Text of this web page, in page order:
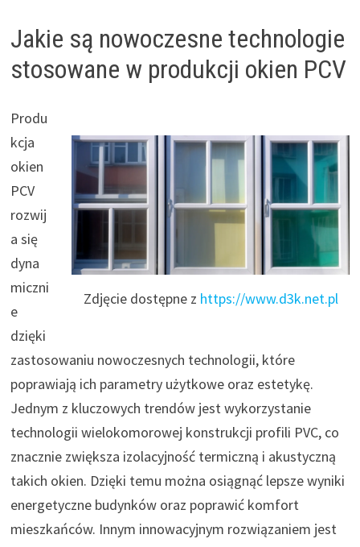
Jakie są nowoczesne technologie
stosowane w produkcji okien PCV
Zdjęcie dostępne z https://www.d3k.net.pl
Produ
kcja
okien
PCV
rozwij
a się
dyna
miczni
e
dzięki
zastosowaniu nowoczesnych technologii, które
poprawiają ich parametry użytkowe oraz estetykę.
Jednym z kluczowych trendów jest wykorzystanie
technologii wielokomorowej konstrukcji profili PVC, co
znacznie zwiększa izolacyjność termiczną i akustyczną
takich okien. Dzięki temu można osiągnąć lepsze wyniki
energetyczne budynków oraz poprawić komfort
mieszkańców. Innym innowacyjnym rozwiązaniem jest